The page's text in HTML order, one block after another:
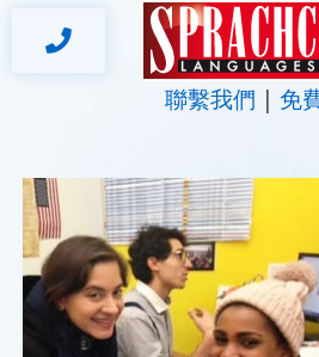
聯繫我們 免